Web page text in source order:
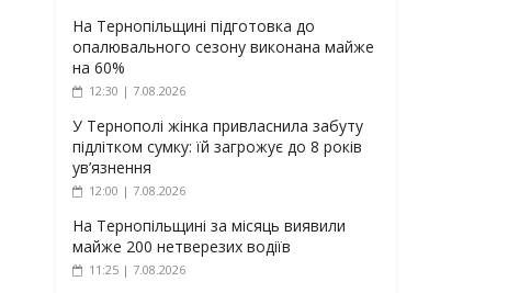
На Тернопільщині підготовка до
опалювального сезону виконана майже
на 60%
12:30 | 7.08.2026
У Тернополі жінка привласнила забуту
підлітком сумку: їй загрожує до 8 років
ув’язнення
12:00 | 7.08.2026
На Тернопільщині за місяць виявили
майже 200 нетверезих водіїв
11:25 | 7.08.2026